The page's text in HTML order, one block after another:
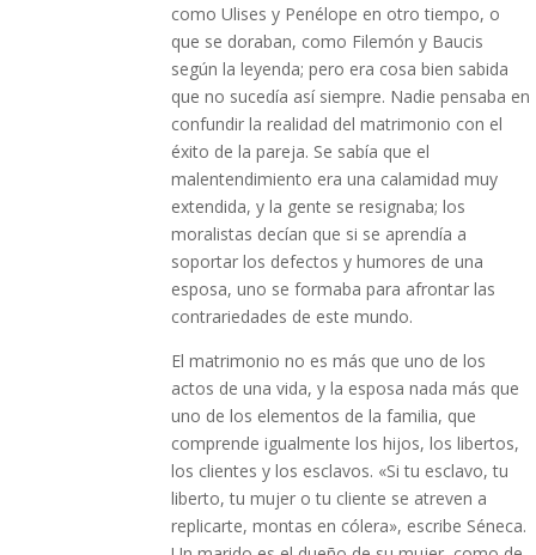
como Ulises y Penélope en otro tiempo, o
que se doraban, como Filemón y Baucis
según la leyenda; pero era cosa bien sabida
que no sucedía así siempre. Nadie pensaba en
confundir la realidad del matrimonio con el
éxito de la pareja. Se sabía que el
malentendimiento era una calamidad muy
extendida, y la gente se resignaba; los
moralistas decían que si se aprendía a
soportar los defectos y humores de una
esposa, uno se formaba para afrontar las
contrariedades de este mundo.
El matrimonio no es más que uno de los
actos de una vida, y la esposa nada más que
uno de los elementos de la familia, que
comprende igualmente los hijos, los libertos,
los clientes y los esclavos. «Si tu esclavo, tu
liberto, tu mujer o tu cliente se atreven a
replicarte, montas en cólera», escribe Séneca.